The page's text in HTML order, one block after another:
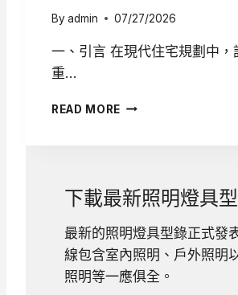
Byadmin 07/27/2026
一、引言 在現代住宅規劃中，
重…
READ MORE 居
計
怎
做
？
軟
下載最新照明燈具
最新的照明燈具型錄正式發
線包含室內照明、戶外照明
照明等一應俱全。